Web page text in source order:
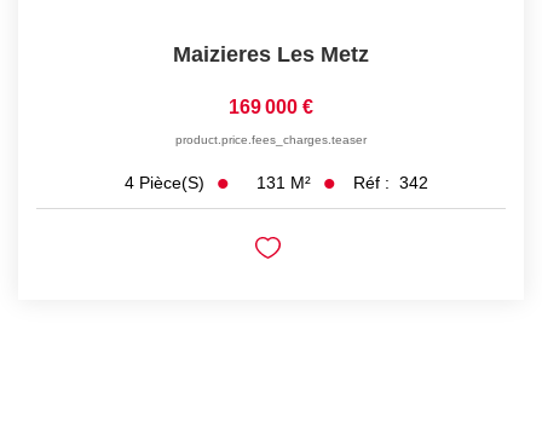
Maizieres Les Metz
169 000 €
product.price.fees_charges.teaser
4 Pièce(s) 131 M² Réf : 342